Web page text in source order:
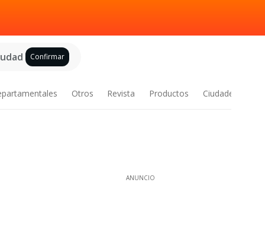
Confirmar
Otros Revista Productos Ciudades
ANUNCIO